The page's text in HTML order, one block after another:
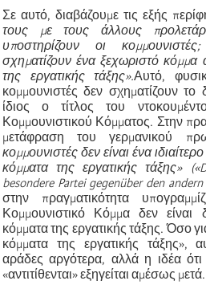
Σε αυτό, διαβάζουμε τις εξής
τους με τους άλλους
υποστηρίζουν οι
σχηματίζουν ένα ξεχωριστό κόμμα
της εργατικής τάξης».Αυτό,
κομμουνιστές δεν σχηματίζουν
ίδιος ο τίτλος του
Κομμουνιστικού Κόμματος. Στην
μετάφραση του γερμανικού
κομμουνιστές δεν είναι ένα
κόμματα της εργατικής τάξης»
besondere Partei gegenüber den
στην πραγματικότητα
Κομμουνιστικό Κόμμα δεν είναι
κόμματα της εργατικής τάξης. Όσο
κόμματα της εργατικής τάξης»,
αράδες αργότερα, αλλά η ιδέα ότι
«αντιτίθενται» εξηγείται αμέσως μετά.